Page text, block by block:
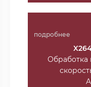
подробнее
Обработка